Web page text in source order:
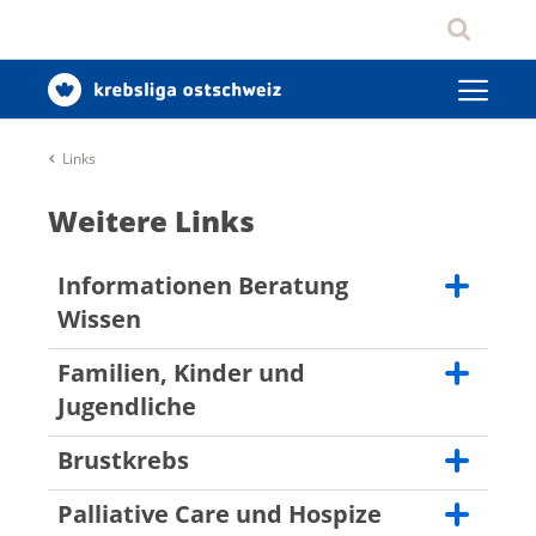
Links
Weitere Links
Informationen Beratung
Wissen
Krebsliga Schweiz
Krebsforschung Schweiz
Portal zur Humanforschung in der Schweiz
Krebsliga Schweiz, Informationen für
Familien, Kinder und
Jugendliche
Kinder von krebsbetroffenen Eltern
Brustkrebs
Palliative Care und Hospize